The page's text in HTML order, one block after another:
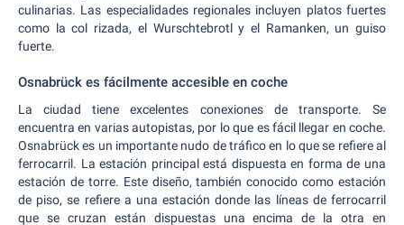
culinarias. Las especialidades regionales incluyen platos fuertes
como la col rizada, el Wurschtebrotl y el Ramanken, un guiso
fuerte.
Osnabrück es fácilmente accesible en coche
La ciudad tiene excelentes conexiones de transporte. Se
encuentra en varias autopistas, por lo que es fácil llegar en coche.
Osnabrück es un importante nudo de tráfico en lo que se refiere al
ferrocarril. La estación principal está dispuesta en forma de una
estación de torre. Este diseño, también conocido como estación
de piso, se refiere a una estación donde las líneas de ferrocarril
que se cruzan están dispuestas una encima de la otra en